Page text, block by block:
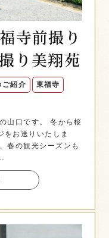
寺前撮り
り美翔苑
ご紹介 東福寺
山口です。 冬から桜
をお送りいたしま
春の観光シーズンも